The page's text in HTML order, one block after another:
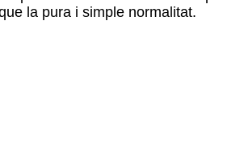
la pura i simple normalitat.